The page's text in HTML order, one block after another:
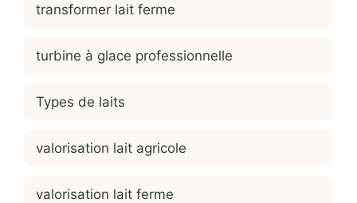
transformer lait ferme
turbine à glace professionnelle
Types de laits
valorisation lait agricole
valorisation lait ferme